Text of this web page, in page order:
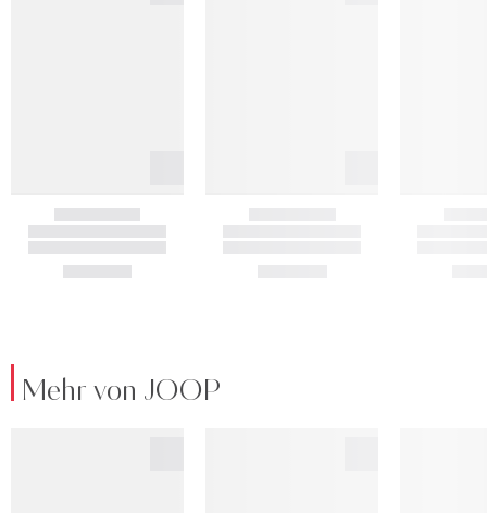
Mehr von JOOP